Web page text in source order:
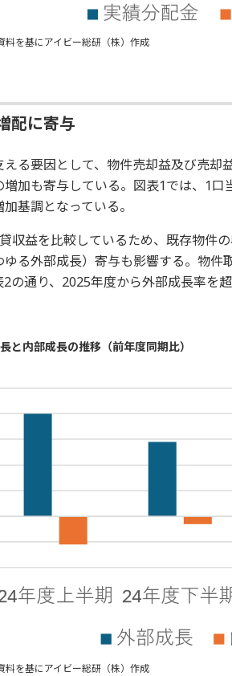
料を基にアイビー総研（株）作成
配に寄与
える要因として、物件売却益及び売
増加も寄与している。図表1では、1
基調となっている。
収益を比較しているため、既存物件
る外部成長）寄与も影響する。物
2の通り、2025年度から外部成長率を
と内部成長の推移（前年度同期比）
料を基にアイビー総研（株）作成